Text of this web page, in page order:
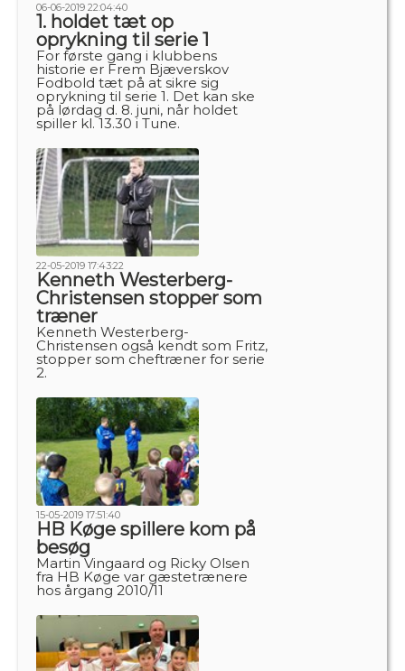
06-06-2019 22:04:40
1. holdet tæt op
oprykning til serie 1
For første gang i klubbens
historie er Frem Bjæverskov
Fodbold tæt på at sikre sig
oprykning til serie 1. Det kan ske
på lørdag d. 8. juni, når holdet
spiller kl. 13.30 i Tune.
22-05-2019 17:43:22
Kenneth Westerberg-
Christensen stopper som
træner
Kenneth Westerberg-
Christensen også kendt som Fritz,
stopper som cheftræner for serie
2.
15-05-2019 17:51:40
HB Køge spillere kom på
besøg
Martin Vingaard og Ricky Olsen
fra HB Køge var gæstetrænere
hos årgang 2010/11